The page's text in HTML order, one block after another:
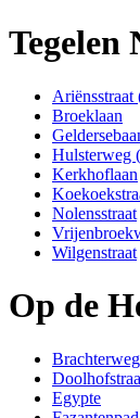
Tegelen
Ariënsstraat
Broeklaan
Hulsterweg
Kerkhoflaan
Nolensstraat
Wilgenstraat
Op de
Brachterweg
Egypte